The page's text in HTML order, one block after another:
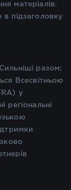
матеріалів.
в підзаголовку
разом:
Всесвітньою
у
регіональні